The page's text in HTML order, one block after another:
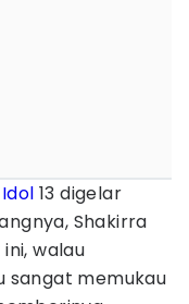
13 digelar
Shakirra
walau
sangat memukau